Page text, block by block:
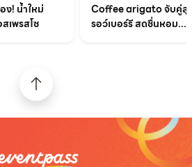
! น้ำใหม่
เพรสโซ
Coffee arigato จับคู่สุ
รอว์เบอร์รี สดชื่นหอม...